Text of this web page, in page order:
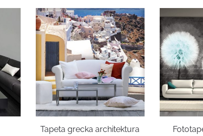
Tapeta grecka architektura